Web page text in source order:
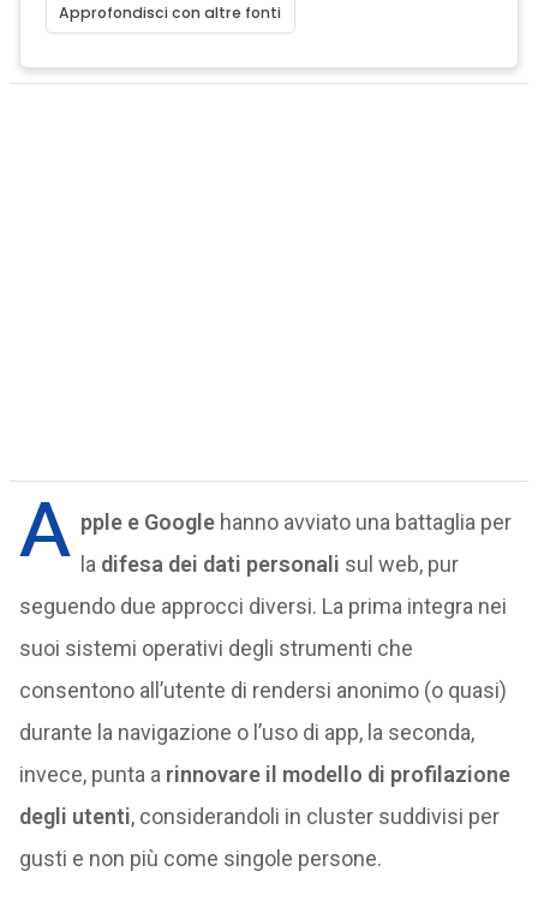
Approfondisci con altre fonti
A pple e Googlehanno avviato una battaglia per
la difesa dei dati personali sul web, pur
seguendo due approcci diversi. La prima integra nei
suoi sistemi operativi degli strumenti che
consentono all’utente di rendersi anonimo (o quasi)
durante la navigazione o l’uso di app, la seconda,
invece, punta a rinnovare il modello di profilazione
degli utenti, considerandoli in cluster suddivisi per
gusti e non più come singole persone.